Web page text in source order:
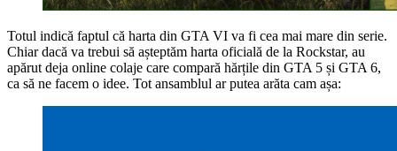
Totul indică faptul că harta din GTA VI va fi cea mai mare din serie.
Chiar dacă va trebui să așteptăm harta oficială de la Rockstar, au
apărut deja online colaje care compară hărțile din GTA 5 și GTA 6,
ca să ne facem o idee. Tot ansamblul ar putea arăta cam așa: